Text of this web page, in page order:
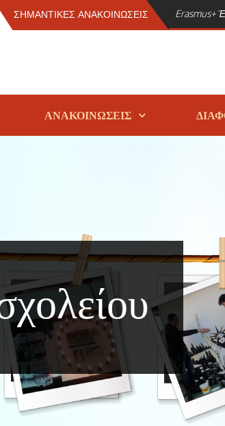
ΣΗΜΑΝΤΙΚΕΣ ΑΝΑΚΟΙΝΩΣΕΙΣ Erasmus+
ΑΝΑΚΟΙΝΩΣΕΙΣ